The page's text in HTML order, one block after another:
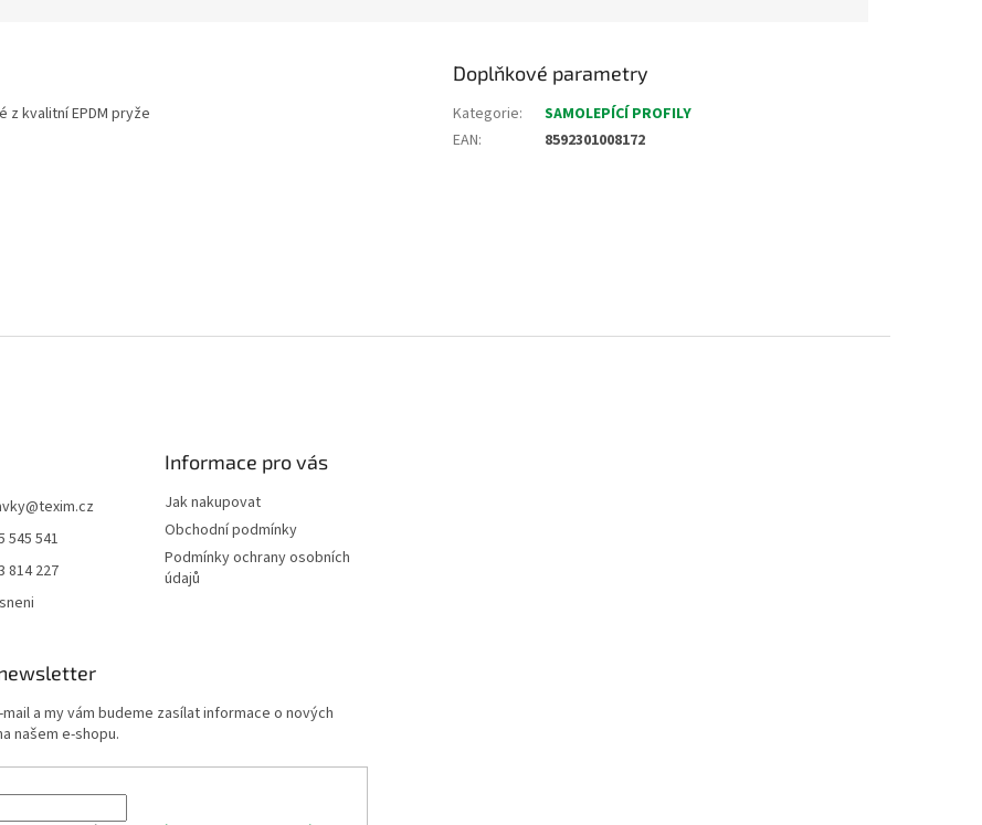
kvalitní EPDM pryže
Doplňkové parametry
Kategorie:
SAMOLEPÍCÍ PROFILY
EAN: 8592301008172
@texim.cz
545 541
814 227
Informace pro vás
Jak nakupovat
Obchodní podmínky
Podmínky ochrany osobních
údajů
a my vám budeme zasílat informace o nových
našem e-shopu.